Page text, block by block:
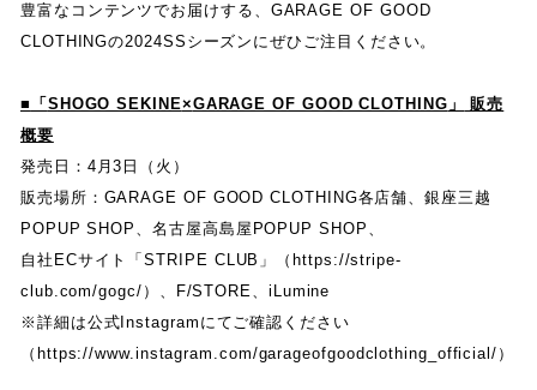
豊富なコンテンツでお届けする 、 GARAGE OF GOOD
CLOTHINGの2024SS シーズンにぜひご注目ください。
■ 「 SHOGO SEKINE×GARAGE OF GOOD CLOTHING 」
販売
概要
発売日 ： 4月3 日 （ 火 ）
販売場所 ： GARAGE OF GOOD CLOTHING各店舗、銀座三越
POPUP SHOP 、名古屋高島屋 POPUP SHOP 、
自社 ECサイト 「STRIPE CLUB 」 （ https://stripe-
club.com/gogc/ ） 、 F/STORE、 iLumine
※詳細は公式 Instagram にてご確認ください
（ https://www.instagram.com/garageofgoodclothing_official/ ）